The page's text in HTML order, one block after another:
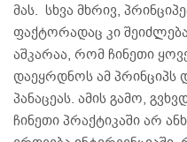
მას. სხვა მხრივ,
ფაქტორადაც კი
აშკარაა, რომ ჩინეთი
დაეყრდნოს ამ
პანაცეას. ამის გამო,
ჩინეთი პრაქტიკაში არ